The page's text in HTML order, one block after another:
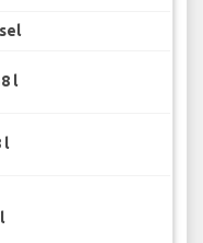
l
l